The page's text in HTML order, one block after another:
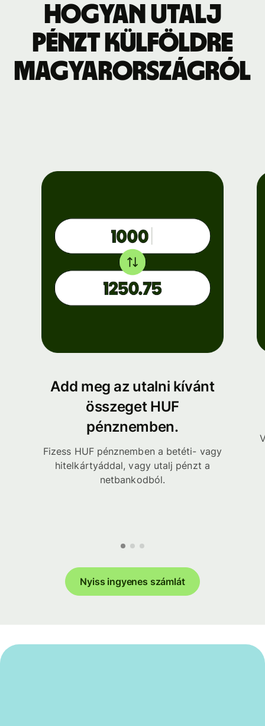
Hogyan utalj
pénzt külföldre
Magyarországról
Add meg az utalni kívánt
összeget HUF
pénznemben.
Fizess HUF pénznemben a betéti- vagy
hitelkártyáddal, vagy utalj pénzt a
netbankodból.
Nyiss ingyenes számlát